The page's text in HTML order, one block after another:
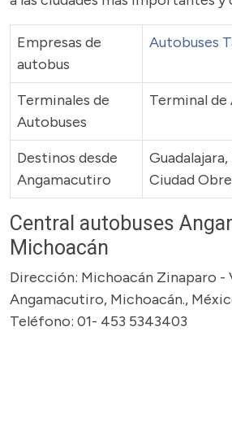
Empresas de
autobus
Autobuses
Terminales de
Autobuses
Terminal
Destinos desde
Angamacutiro
Ciudad
Central autobuses
Michoacán
Dirección: Michoacán Zinaparo -
Angamacutiro, Michoacán.,
Teléfono: 01- 453 5343403